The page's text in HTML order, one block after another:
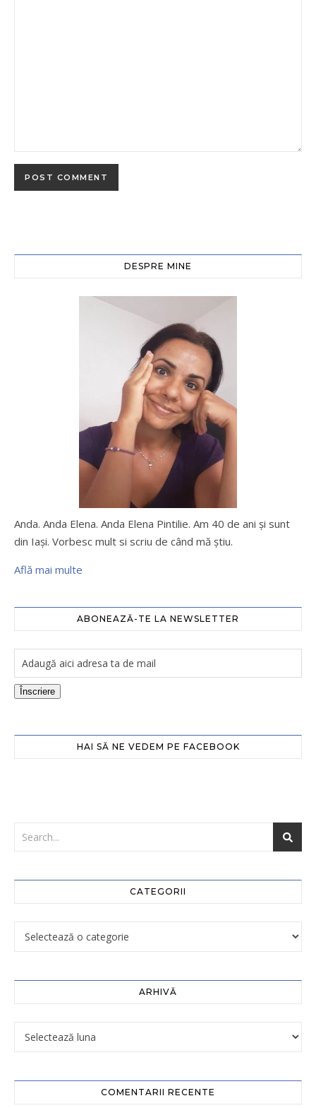
DESPRE MINE
Anda. Anda Elena. Anda Elena Pintilie. Am 40 de ani şi sunt
din Iaşi. Vorbesc mult si scriu de când mă ştiu.
Află mai multe
ABONEAZĂ-TE LA NEWSLETTER
Înscriere
HAI SĂ NE VEDEM PE FACEBOOK
CATEGORII
ARHIVĂ
COMENTARII RECENTE